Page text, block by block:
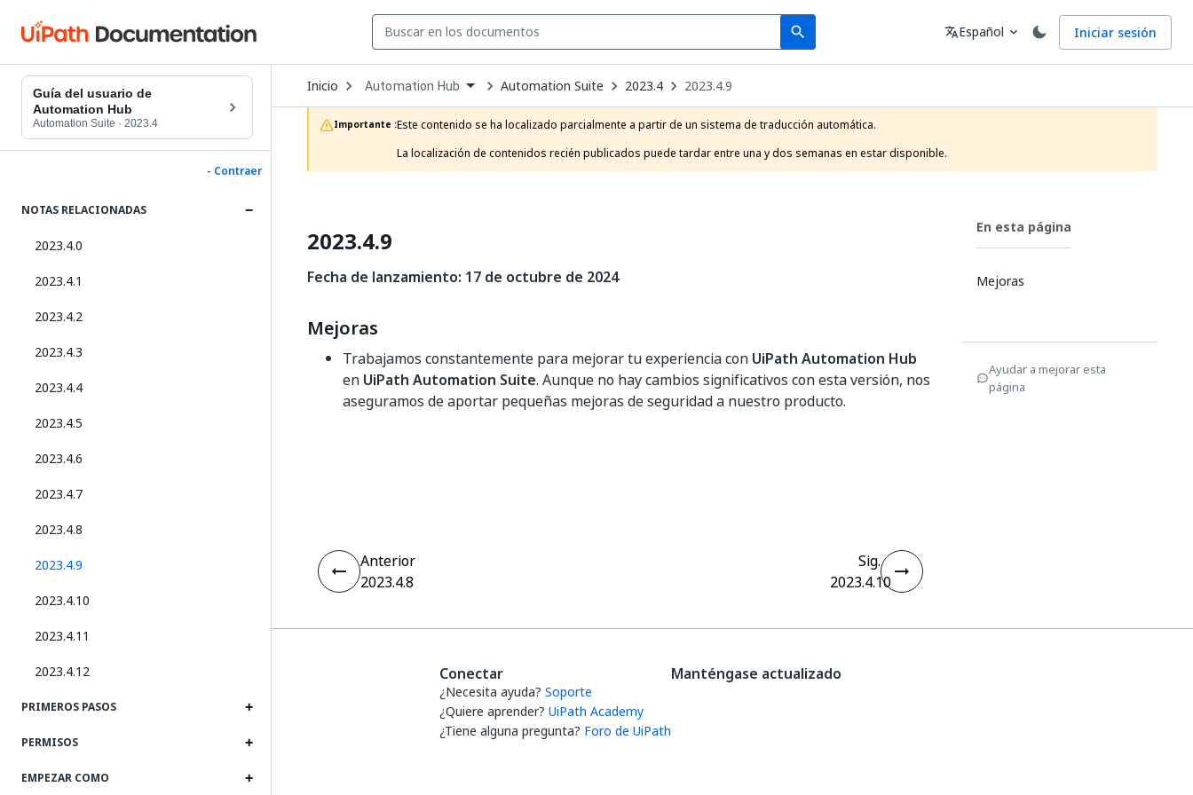
search
Search Idioma
translateEspañol expand_more Iniciar sesión
Guía del usuario de
Automation Hub
Automation Suite · 2023.4
- Contraer
NOTAS RELACIONADAS
2023.4.0
2023.4.1
2023.4.2
2023.4.3
2023.4.4
2023.4.5
2023.4.6
2023.4.7
2023.4.8
2023.4.9
2023.4.10
2023.4.11
2023.4.12
PRIMEROS PASOS
PERMISOS
EMPEZAR COMO
Inicio Open
Dropdown
to
choose
product
Automation Hub Automation Suite 2023.4 2023.4.9
Importante :Este contenido se ha localizado parcialmente a partir de un sistema de traducción automática.
La localización de contenidos recién publicados puede tardar entre una y dos semanas en estar disponible.
2023.4.9
Fecha de lanzamiento: 17 de octubre de 2024
Mejoras
Trabajamos constantemente para mejorar tu experiencia con UiPath Automation Hub
en UiPath Automation Suite. Aunque no hay cambios significativos con esta versión, nos
aseguramos de aportar pequeñas mejoras de seguridad a nuestro producto.
En esta página
Mejoras
Ayudar a mejorar esta
página
Anterior
2023.4.8
Sig.
2023.4.10
Conectar
¿Necesita ayuda? Soporte
¿Quiere aprender? UiPath Academy
¿Tiene alguna pregunta? Foro de UiPath
Manténgase actualizado